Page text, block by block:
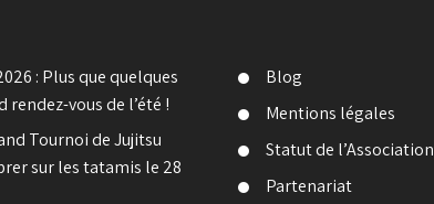
: Plus que quelques
vous de l’été !
Tournoi de Jujitsu
sur les tatamis le 28
Blog
Mentions légales
Statut de l’Association
Partenariat